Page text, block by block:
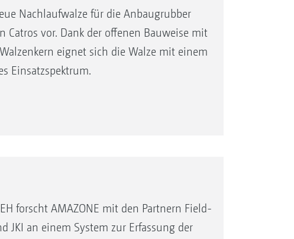
Nachlaufwalze für die Anbaugrubber
Catros vor. Dank der offenen Bauweise mit
eignet sich die Walze mit einem
Einsatzspektrum.
forscht AMAZONE mit den Partnern Field-
JKI an einem System zur Erfassung der